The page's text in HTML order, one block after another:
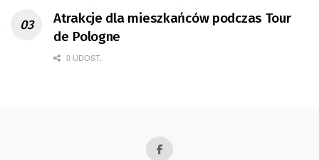
Atrakcje dla mieszkańców podczas Tour
de Pologne
0 UDOST.